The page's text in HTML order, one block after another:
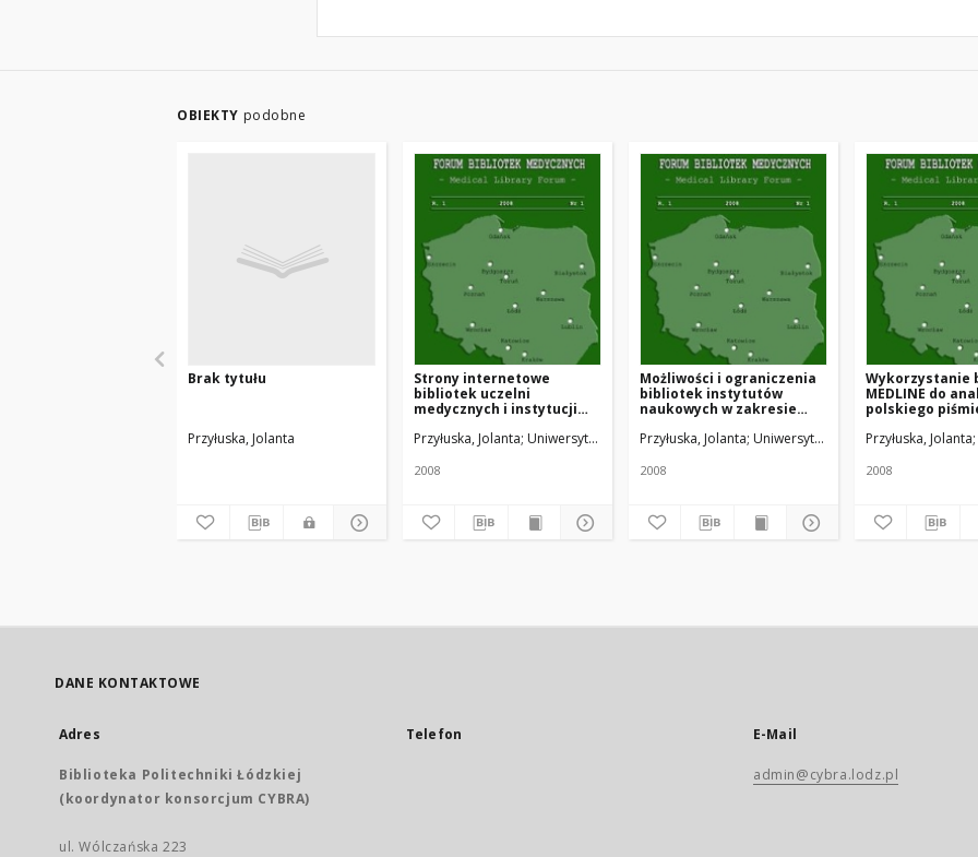
OBIEKTY podobne
Brak tytułu
Przyłuska, Jolanta
Strony internetowe
bibliotek uczelni
medycznych i instytucji
Przyłuska, Jolanta Uniwersytet Medyczny w Łodzi
2008
Możliwości i ograniczenia
bibliotek instytutów
naukowych w zakresie
bibiotecznych
Przyłuska, Jolanta Uniwersytet Medyczny w Łodzi
2008
Wykorzystanie
MEDLINE do
polskiego
Przyłuska, Jolanta
2008
DANE KONTAKTOWE
Adres
Biblioteka Politechniki Łódzkiej
(koordynator konsorcjum CYBRA)
ul. Wólczańska 223
Telefon E-Mail
admin@cybra.lodz.pl